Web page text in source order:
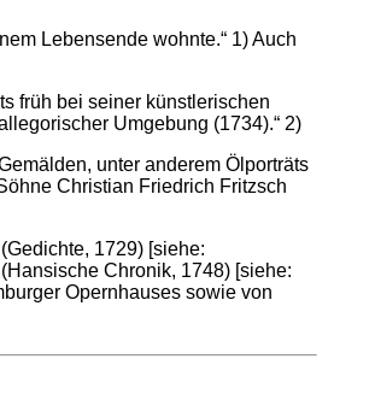
Lebensende wohnte.“ 1) Auch
früh bei seiner künstlerischen
Umgebung (1734).“ 2)
unter anderem Ölporträts
Christian Friedrich Fritzsch
1729) [siehe:
Chronik, 1748) [siehe:
Opernhauses sowie von